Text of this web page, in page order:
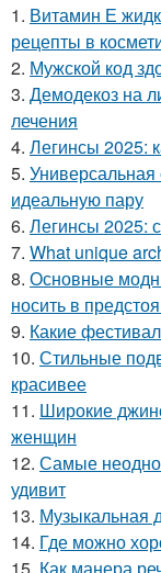
1. Витамин Е
рецепты в
2. Мужской код
3. Демодекоз на
лечения
4. Легинсы 2025:
5. Универсальная
идеальную пару
6. Легинсы 2025:
7. What unique
8. Основные
носить в
9. Какие
10. Стильные
красивее
11. Широкие
женщин
12. Самые
удивит
13. Музыкальная
14. Где можно
15. Как манера